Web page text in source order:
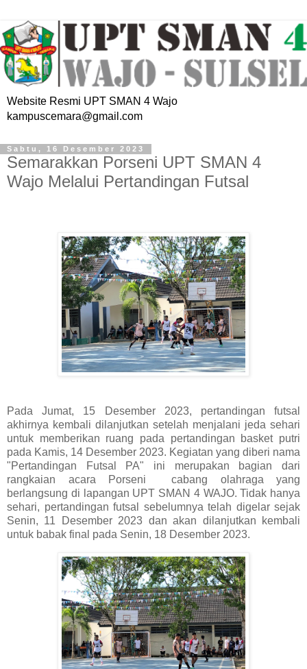
Website Resmi UPT SMAN 4 Wajo
kampuscemara@gmail.com
Sabtu, 16 Desember 2023
Semarakkan Porseni UPT SMAN 4
Wajo Melalui Pertandingan Futsal
Pada Jumat, 15 Desember 2023, pertandingan futsal
akhirnya kembali dilanjutkan setelah menjalani jeda sehari
untuk memberikan ruang pada pertandingan basket putri
pada Kamis, 14 Desember 2023. Kegiatan yang diberi nama
"Pertandingan Futsal PA" ini merupakan bagian dari
rangkaian acara Porseni cabang olahraga yang
berlangsung di lapangan UPT SMAN 4 WAJO. Tidak hanya
sehari, pertandingan futsal sebelumnya telah digelar sejak
Senin, 11 Desember 2023 dan akan dilanjutkan kembali
untuk babak final pada Senin, 18 Desember 2023.